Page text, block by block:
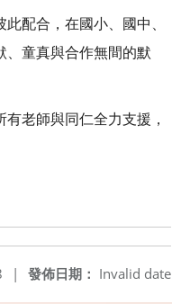
配合，在國小、國中、
童真與合作無間的默
老師與同仁全力支援，
發佈日期： Invalid date
|